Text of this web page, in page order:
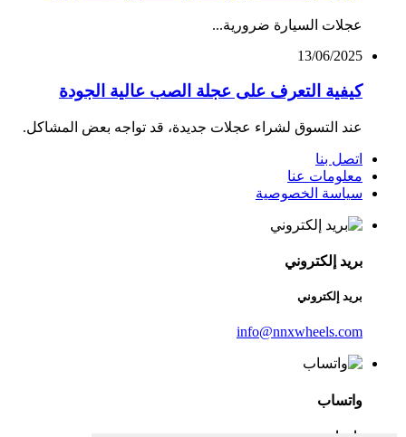
عجلات السيارة ضرورية...
13/06/2025
كيفية التعرف على عجلة الصب عالية الجودة
عند التسوق لشراء عجلات جديدة، قد تواجه بعض المشاكل.
اتصل بنا
معلومات عنا
سياسة الخصوصية
بريد إلكتروني
بريد إلكتروني
info@nnxwheels.com
واتساب